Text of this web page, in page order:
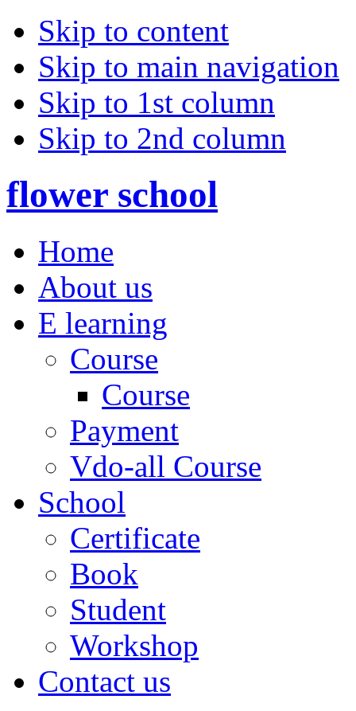
Skip to content
Skip to main navigation
Skip to 1st column
Skip to 2nd column
flower school
Home
About us
E learning
Course
Course
Payment
Vdo-all Course
School
Certificate
Book
Student
Workshop
Contact us